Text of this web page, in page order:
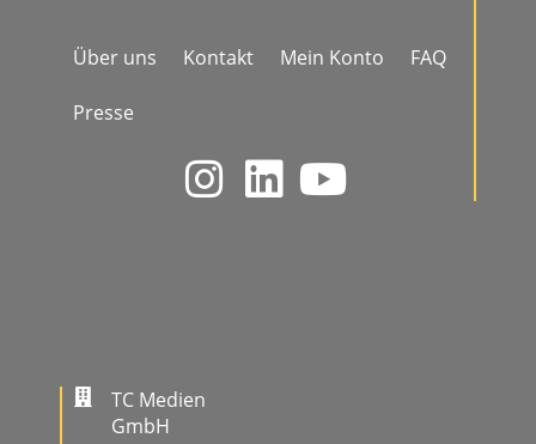
Über uns Kontakt Mein Konto FAQ
Presse
TC Medien
GmbH